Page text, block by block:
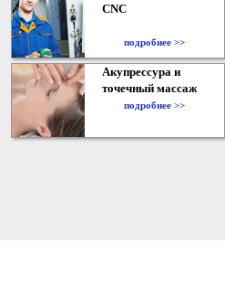
CNC
подробнее >>
Акупрессура и
точечный массаж
подробнее >>